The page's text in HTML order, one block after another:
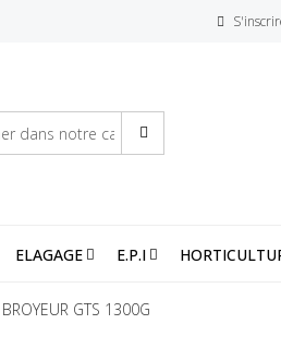
ELAGAGE E.P.I
BROYEUR GTS 1300G